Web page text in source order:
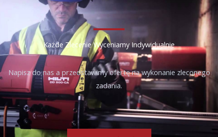
Każde Zlecenie Wyceniamy Indywidualnie
Napisz do nas a przedstawimy ofertę na wykonanie zleconego
zadania.